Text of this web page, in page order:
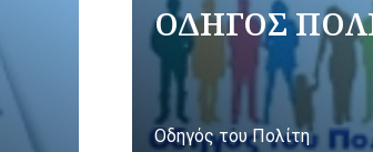
ΟΔΗΓΟΣ
Οδηγός του Πολίτη